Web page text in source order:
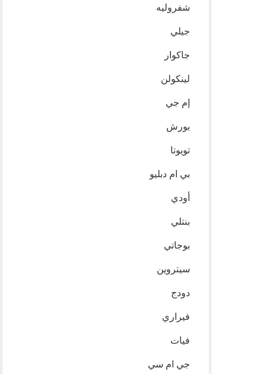
شفروليه
جيلي
جاكوار
لينكولن
إم جي
بورش
تويوتا
بي ام دبليو
أودي
بنتلي
بوجاتي
سيتروين
دودج
فيراري
فيات
جي ام سي